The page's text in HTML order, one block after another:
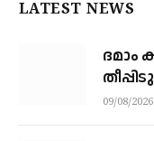
LATEST NEWS
ദമാം
09/08/2026